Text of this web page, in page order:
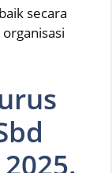
secara